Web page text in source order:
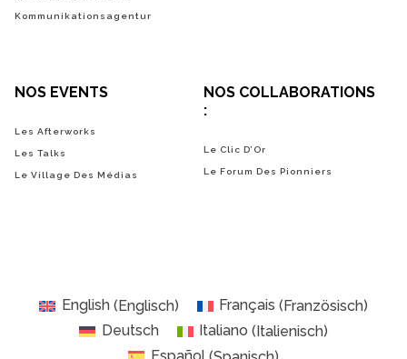
Kommunikationsagentur
NOS EVENTS
Les Afterworks
Les Talks
Le Village Des Médias
NOS COLLABORATIONS
:
Le Clic D’Or
Le Forum Des Pionniers
English(Englisch) Français (Französisch)
Deutsch
Italiano (Italienisch)